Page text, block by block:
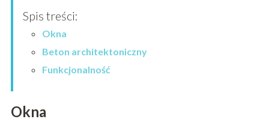
Spis treści:
Okna
Beton architektoniczny
Funkcjonalność
Okna